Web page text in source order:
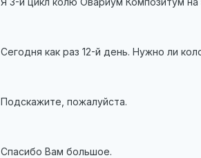
Сегодня как раз 12-й день. Нужно ли
Подскажите, пожалуйста.
Спасибо Вам большое.